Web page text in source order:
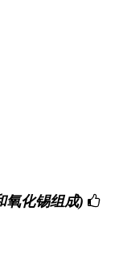
氧化锡组成)